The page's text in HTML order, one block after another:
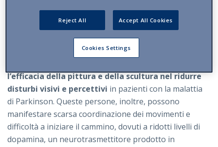
L’utilizzo di attività artistiche si è dimostrato utile
anche in casi di malattie neurodegenerative,
soprattutto tra i malati di Parkinson,
migliorare alcuni disturbi non motori. «Abbiamo
l’efficacia della pittura e della scultura nel ridurre
disturbi visivi e percettivi in pazienti con la malattia
di Parkinson. Queste persone, inoltre, possono
manifestare scarsa coordinazione dei movimenti e
difficoltà a iniziare il cammino, dovuti a ridotti livelli di
dopamina, un neurotrasmettitore prodotto in
Reject All Accept All Cookies
Cookies Settings